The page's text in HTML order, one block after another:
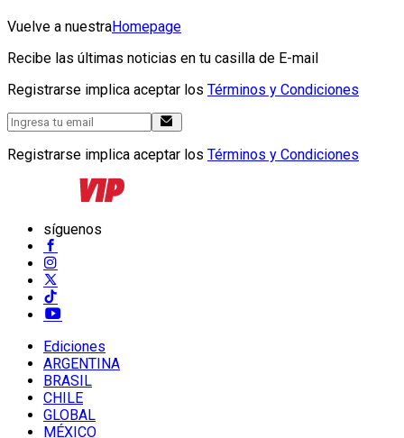
Vuelve a nuestraHomepage
Recibe las últimas noticias en tu casilla de E-mail
Registrarse implica aceptar los Términos y Condiciones
Registrarse implica aceptar los Términos y Condiciones
síguenos
Ediciones
ARGENTINA
BRASIL
CHILE
GLOBAL
MÉXICO